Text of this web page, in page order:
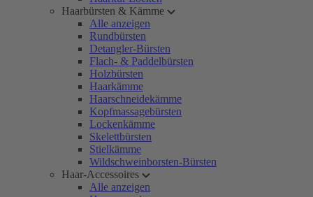
Haarbürsten & Kämme
Alle anzeigen
Rundbürsten
Detangler-Bürsten
Flach- & Paddelbürsten
Holzbürsten
Haarkämme
Haarschneidekämme
Kopfmassagebürsten
Lockenkämme
Skelettbürsten
Stielkämme
Wildschweinborsten-Bürsten
Haar-Accessoires
Alle anzeigen